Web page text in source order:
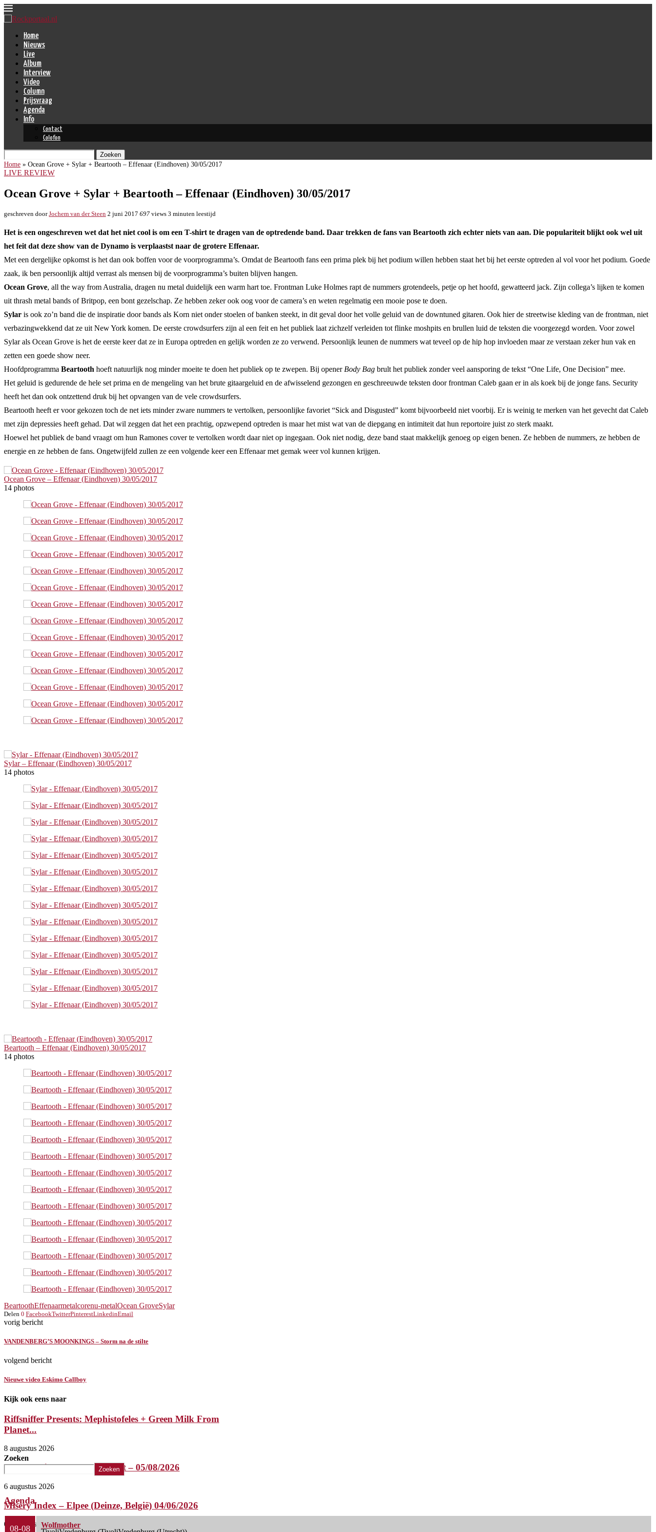
Home
Nieuws
Live
Album
Interview
Video
Column
Prijsvraag
Agenda
Info
Contact
Colofon
Zoeken
Home » Ocean Grove + Sylar + Beartooth – Effenaar (Eindhoven) 30/05/2017
LIVE REVIEW
Ocean Grove + Sylar + Beartooth – Effenaar (Eindhoven) 30/05/2017
geschreven doorJochem van der Steen 2 juni 2017 697 views 3 minuten leestijd
Het is een ongeschreven wet dat het niet cool is om een T-shirt te dragen van de optredende band. Daar trekken de fans van Beartooth zich echter niets van aan. Die populariteit blijkt ook wel uit
het feit dat deze show van de Dynamo is verplaastst naar de grotere Effenaar.
Met een dergelijke opkomst is het dan ook boffen voor de voorprogramma’s. Omdat de Beartooth fans een prima plek bij het podium willen hebben staat het bij het eerste optreden al vol voor het podium. Goede
zaak, ik ben persoonlijk altijd verrast als mensen bij de voorprogramma’s buiten blijven hangen.
Ocean Grove, all the way from Australia, dragen nu metal duidelijk een warm hart toe. Frontman Luke Holmes rapt de nummers grotendeels, petje op het hoofd, gewatteerd jack. Zijn collega’s lijken te komen
uit thrash metal bands of Britpop, een bont gezelschap. Ze hebben zeker ook oog voor de camera’s en weten regelmatig een mooie pose te doen.
Sylar is ook zo’n band die de inspiratie door bands als Korn niet onder stoelen of banken steekt, in dit geval door het volle geluid van de downtuned gitaren. Ook hier de streetwise kleding van de frontman, niet
verbazingwekkend dat ze uit New York komen. De eerste crowdsurfers zijn al een feit en het publiek laat zichzelf verleiden tot flinke moshpits en brullen luid de teksten die voorgezegd worden. Voor zowel
Sylar als Ocean Grove is het de eerste keer dat ze in Europa optreden en gelijk worden ze zo verwend. Persoonlijk leunen de nummers wat teveel op de hip hop invloeden maar ze verstaan zeker hun vak en
zetten een goede show neer.
Hoofdprogramma Beartooth hoeft natuurlijk nog minder moeite te doen het publiek op te zwepen. Bij opener Body Bag brult het publiek zonder veel aansporing de tekst “One Life, One Decision” mee.
Het geluid is gedurende de hele set prima en de mengeling van het brute gitaargeluid en de afwisselend gezongen en geschreeuwde teksten door frontman Caleb gaan er in als koek bij de jonge fans. Security
heeft het dan ook ontzettend druk bij het opvangen van de vele crowdsurfers.
Beartooth heeft er voor gekozen toch de net iets minder zware nummers te vertolken, persoonlijke favoriet “Sick and Disgusted” komt bijvoorbeeld niet voorbij. Er is weinig te merken van het gevecht dat Caleb
met zijn depressies heeft gehad. Dat wil zeggen dat het een prachtig, opzwepend optreden is maar het mist wat van de diepgang en intimiteit dat hun reportoire juist zo sterk maakt.
Hoewel het publiek de band vraagt om hun Ramones cover te vertolken wordt daar niet op ingegaan. Ook niet nodig, deze band staat makkelijk genoeg op eigen benen. Ze hebben de nummers, ze hebben de
energie en ze hebben de fans. Ongetwijfeld zullen ze een volgende keer een Effenaar met gemak weer vol kunnen krijgen.
Ocean Grove – Effenaar (Eindhoven) 30/05/2017
14 photos
Sylar – Effenaar (Eindhoven) 30/05/2017
14 photos
Beartooth – Effenaar (Eindhoven) 30/05/2017
14 photos
BeartoothEffenaarmetalcorenu-metalOcean GroveSylar
Delen 0 FacebookTwitterPinterestLinkedinEmail
vorig bericht
VANDENBERG’S MOONKINGS – Storm na de stilte
volgend bericht
Nieuwe video Eskimo Callboy
Kijk ook eens naar
Riffsniffer Presents: Mephistofeles + Green Milk From
Planet...
8 augustus 2026
Sacred Reich– de Bosuil Weert – 05/08/2026
6 augustus 2026
Misery Index – Elpee (Deinze, België) 04/06/2026
6 augustus 2026
Zoeken
Zoeken
Agenda
08-08
Wolfmother